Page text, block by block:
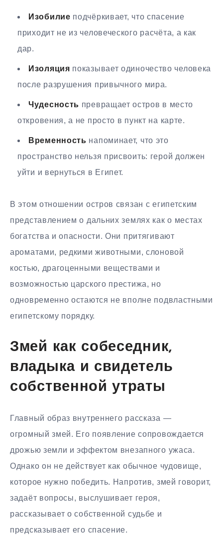
Изобилие подчёркивает, что спасение
приходит не из человеческого расчёта, а как
дар.
Изоляция показывает одиночество человека
после разрушения привычного мира.
Чудесность превращает остров в место
откровения, а не просто в пункт на карте.
Временность напоминает, что это
пространство нельзя присвоить: герой должен
уйти и вернуться в Египет.
В этом отношении остров связан с египетским
представлением о дальних землях как о местах
богатства и опасности. Они притягивают
ароматами, редкими животными, слоновой
костью, драгоценными веществами и
возможностью царского престижа, но
одновременно остаются не вполне подвластными
египетскому порядку.
Змей как собеседник,
владыка и свидетель
собственной утраты
Главный образ внутреннего рассказа —
огромный змей. Его появление сопровождается
дрожью земли и эффектом внезапного ужаса.
Однако он не действует как обычное чудовище,
которое нужно победить. Напротив, змей говорит,
задаёт вопросы, выслушивает героя,
рассказывает о собственной судьбе и
предсказывает его спасение.